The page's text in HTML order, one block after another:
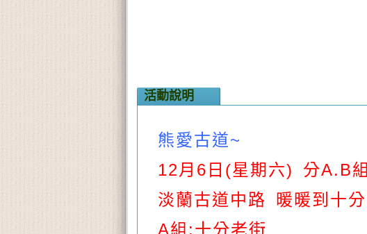
活動說明
熊愛古道~
12月6日(星期六) 分A.B組
淡蘭古道中路 暖暖到十分
A組:十分老街